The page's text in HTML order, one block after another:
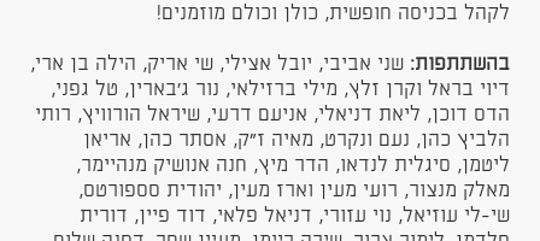
לקהל בכניסה חופשית, כולן וכולם מוזמנים!
בהשתתפות: שני אביבי, יובל אצילי, שי אריק, הילה בן ארי,
דיוי בראל וקרן זלץ, מילי ברזילאי, נור ג'בארין, טל גפני,
הדס דוכן, ליאת דניאלי, אניעם דרעי, שיראל הורוויץ, רותי
הלביץ כהן, נעם ונקרט, מאיה ז"ק, אסתר כהן, אריאן
ליטמן, סיגלית לנדאו, הדר מיץ, חנה אנושיק מנהיימר,
מאלק מנצור, רועי מעין וארז מעין, יהודית סספורטס,
שי-לי עוזיאל, נוי עזורי, דניאל פלאי, דוד פיין, דורית